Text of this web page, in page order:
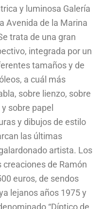
y luminosa Galería
Avenida de la Marina
trata de una gran
integrada por un
tamaños y de
a cuál más
sobre lienzo, sobre
sobre papel
y dibujos de estilo
las últimas
artista. Los
de Ramón
euros, de sendos
lejanos años 1975 y
“Díptico de